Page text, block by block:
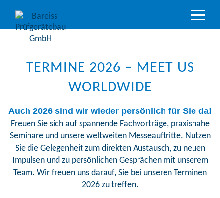
Support &
Downloads
TERMINE 2026 – MEET US
WORLDWIDE
Auch 2026 sind wir wieder persönlich für Sie da!
Freuen Sie sich auf spannende Fachvorträge, praxisnahe
Seminare und unsere weltweiten Messeauftritte. Nutzen
Sie die Gelegenheit zum direkten Austausch, zu neuen
Impulsen und zu persönlichen Gesprächen mit unserem
Team. Wir freuen uns darauf, Sie bei unseren Terminen
2026 zu treffen.